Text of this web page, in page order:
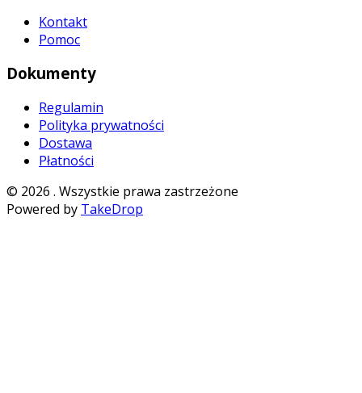
Kontakt
Pomoc
Dokumenty
Regulamin
Polityka prywatności
Dostawa
Płatności
© 2026 . Wszystkie prawa zastrzeżone
Powered by TakeDrop